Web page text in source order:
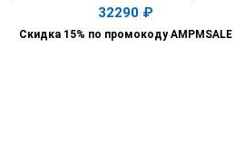
32290 ₽
Скидка 15% по промокоду AMPMSALE